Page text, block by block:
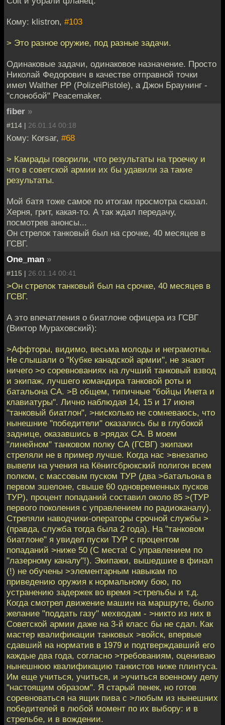
Кому: klistron, #103
> Это разное оружие, под разные задачи.
Одинаковые задачи, одинаковое назначение. Просто
Николай Федорович в качестве отправной точки
имел Walther PP (PolizeiPistole), а Джон Браунинг -
"слонобой" Peacemaker.
fiber »
#114 | 26.01.14 00:18
Кому: Korsar, #68
> Камрады говорили, что результаты на троечку и
что в советской армии их бы удавили за такие
результаты.
Мой батя тоже самое по итогам просмотра сказал.
Херня, грит, какая-то. А так ждал передачу,
посмотрев анонсы...
Он стрелок танковый был на срочке, 40 месяцев в
ГСВГ.
One_man »
#115 | 26.01.14 00:41
>Он стрелок танковый был на срочке, 40 месяцев в
ГСВГ.
А это впечатления о биатлоне офицера из ГСВГ
(Виктор Мураховский):
>Аффторы, видимо, весьма молоды и неграмотны.
Не слышали о "Кубке канадской армии", не знают
ничего >о соревнованиях на лучший танковый взвод
и экипаж, лучшего командира танковой роты и
батальона СА. >В общем, типичные "бойцы Инета и
клавиатуры". Лично наблюдая 14, 15 и 17 июня
"танковый биатлон", >нисколько не сомневаюсь, что
нынешние "победители" оказались бы в глубокой
заднице, оказавшись в >рядах СА. В моем
"линейном" танковом полку СА (ГСВГ) экипажи
стреляли не в пример лучше. Когда нас >внезапно
вывели на учения на Кёнигсбрюкский полигон всем
полком, с массовым пуском ТУР (два >батальона в
первом эшелоне, свыше 60 одновременных пусков
ТУР), процент попаданий составил около 85 >(ТУР
первого поколения с управлением по радиоканалу).
Стреляли наводчики-операторы срочной службы >
(правда, служба тогда была 2 года). На "танковом
биатлоне" я увидел пуски ТУР с процентом
попаданий >ниже 50 (С места! С управлением по
"лазерному каналу"!). Экипажи, вышедшие в финал
(!) не обучены >элементарным навыкам по
приведению оружия к нормальному бою, по
устранению задержек во время >стрельбы и т.д.
Когда смотрел движение машин на маршруте, было
желание "поддать газу" мехводам - >никто из них в
Советской армии даже на 3-й класс бы не сдал. Как
мастер квалификации танковых >войск, впервые
сдавший на норматив в 1979 и подтверждавший его
каждые два года, согласно >требованиям, оцениваю
нынешнюю квалификацию танкистов ниже плинтуса.
Им еще учиться, учиться, и >учиться военному делу
"настоящим образом". Я старый пенек, но готов
соревноваться на ящик пива с >любым из нынешних
победителей в любой момент по их выбору: и в
стрельбе, и в вождении.